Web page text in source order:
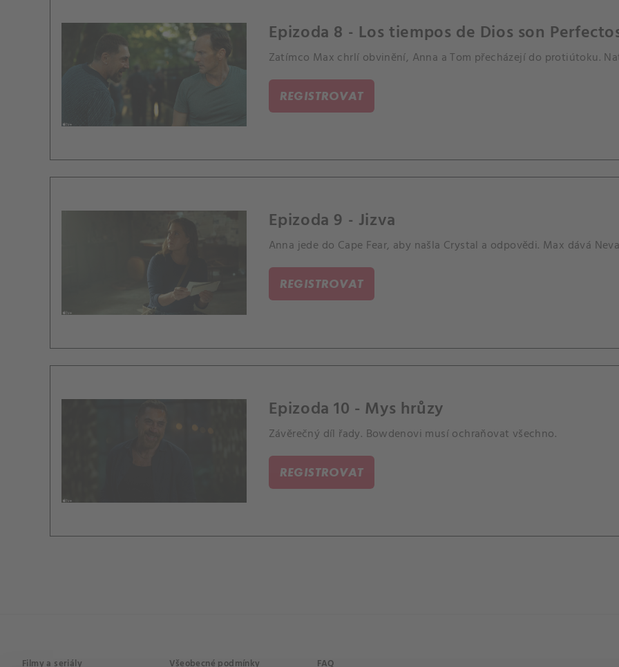
Epizoda 8 - Los tiempos de Dios son
Zatímco Max chrlí obvinění, Anna a Tom přecházejí do protiútoku.
REGISTROVAT
Epizoda 9 - Jizva
Anna jede do Cape Fear, aby našla Crystal a odpovědi. Max dává
REGISTROVAT
Epizoda 10 - Mys hrůzy
Závěrečný díl řady. Bowdenovi musí ochraňovat všechno.
REGISTROVAT
Filmy a seriály Všeobecné podmínky FAQ